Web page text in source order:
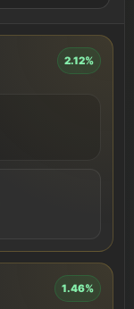
2.12%
1.46%